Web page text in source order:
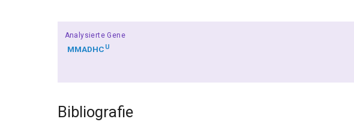
Analysierte Gene
MMADHCU
Bibliografie